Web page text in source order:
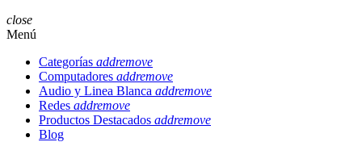
close
Menú
Categorías addremove
Computadores addremove
Audio y Linea Blanca addremove
Redes addremove
Productos Destacados addremove
Blog